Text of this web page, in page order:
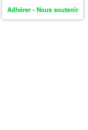
Adhérer - Nous soutenir